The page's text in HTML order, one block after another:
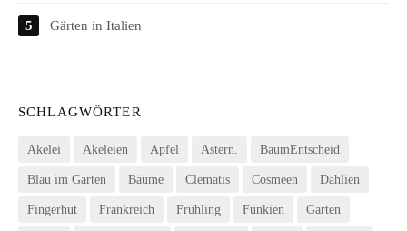
Gärten in Italien
SCHLAGWÖRTER
Akelei Akeleien Apfel Astern. BaumEntscheid
Blau im Garten Bäume Clematis Cosmeen Dahlien
Fingerhut Frankreich Frühling Funkien Garten